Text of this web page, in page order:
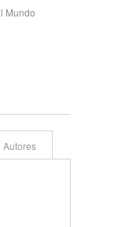
Mundo
Autores